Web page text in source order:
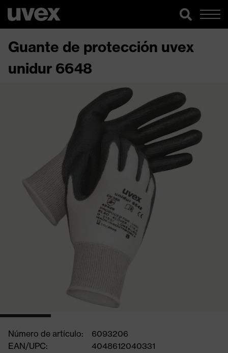
Guante de protección uvex
unidur 6648
Número de artículo:
6093206
EAN/UPC:
4048612040331